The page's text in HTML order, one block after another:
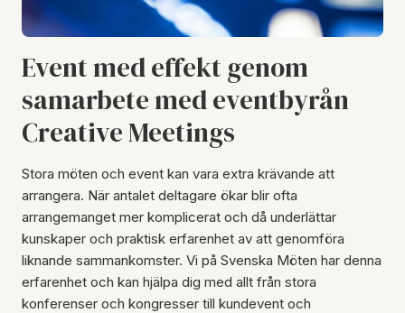
Event med effekt genom
samarbete med eventbyrån
Creative Meetings
Stora möten och event kan vara extra krävande att
arrangera. När antalet deltagare ökar blir ofta
arrangemanget mer komplicerat och då underlättar
kunskaper och praktisk erfarenhet av att genomföra
liknande sammankomster. Vi på Svenska Möten har denna
erfarenhet och kan hjälpa dig med allt från stora
konferenser och kongresser till kundevent och